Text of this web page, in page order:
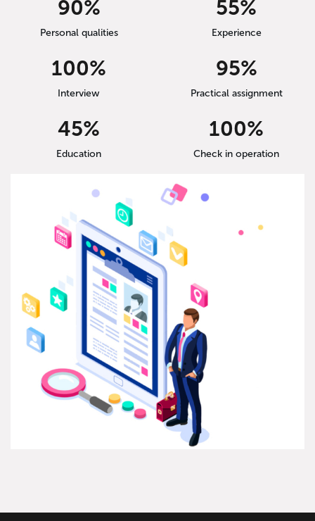
90%
Personal qualities
55%
Experience
100%
Interview
95%
Practical assignment
45%
Education
100%
Check in operation